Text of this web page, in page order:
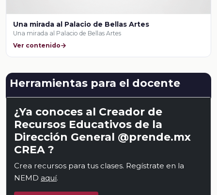
Una mirada al Palacio de Bellas Artes
Una mirada al Palacio de Bellas Artes
Ver contenido
Herramientas para el docente
¿Ya conoces al Creador de
Recursos Educativos de la
Dirección General @prende.mx
CREA ?
Crea recursos para tus clases. Regístrate en la
NEMD aquí.